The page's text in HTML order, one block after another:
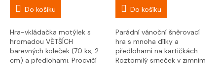
Do košíku
Hra-vkládačka motýlek s
hromadou VĚTŠÍCH
barevných koleček (70 ks, 2
cm) a předlohami. Procvičí
Do košíku
Parádní vánoční šněrovací
hra s mnoha dílky a
předlohami na kartičkách.
Roztomilý srneček v zimním